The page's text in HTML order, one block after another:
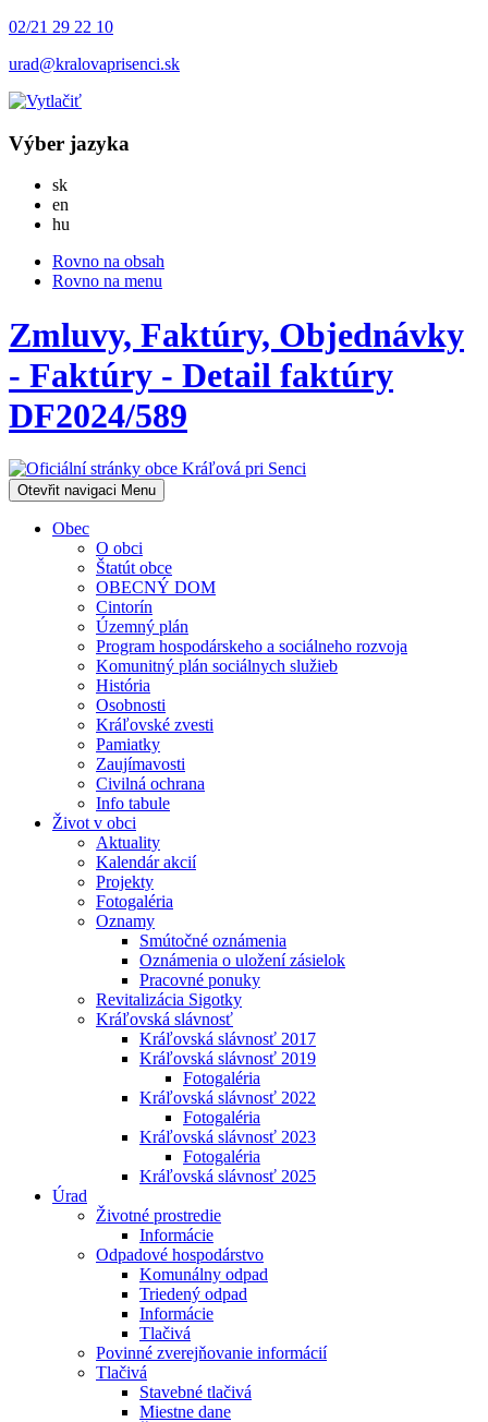
02/21 29 22 10
urad@kralovaprisenci.sk
Výber jazyka
skSlovensky
en
hu
Rovno na obsah
Rovno na menu
Zmluvy, Faktúry, Objednávky
- Faktúry - Detail faktúry
DF2024/589
Otevřit navigaci Menu
Obec
O obci
Štatút obce
OBECNÝ DOM
Cintorín
Územný plán
Program hospodárskeho a sociálneho rozvoja
Komunitný plán sociálnych služieb
História
Osobnosti
Kráľovské zvesti
Pamiatky
Zaujímavosti
Civilná ochrana
Info tabule
Život v obci
Aktuality
Kalendár akcií
Projekty
Fotogaléria
Oznamy
Smútočné oznámenia
Oznámenia o uložení zásielok
Pracovné ponuky
Revitalizácia Sigotky
Kráľovská slávnosť
Kráľovská slávnosť 2017
Kráľovská slávnosť 2019
Fotogaléria
Kráľovská slávnosť 2022
Fotogaléria
Kráľovská slávnosť 2023
Fotogaléria
Kráľovská slávnosť 2025
Úrad
Životné prostredie
Informácie
Odpadové hospodárstvo
Komunálny odpad
Triedený odpad
Informácie
Tlačivá
Povinné zverejňovanie informácií
Tlačivá
Stavebné tlačivá
Miestne dane